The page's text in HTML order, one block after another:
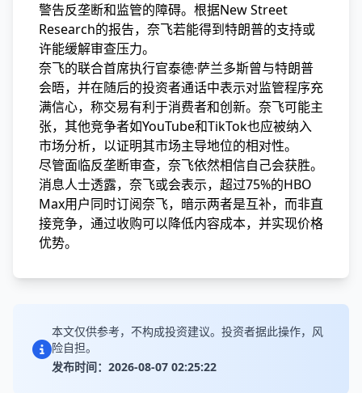
警告反垄断和监管的障碍。根据New Street
Research的报告，奈飞若能得到特朗普的支持或
许能缓解审查压力。
奈飞的联合首席执行官泰德·萨兰多斯曾与特朗普
会晤，并在随后的投资者通话中表示对监管程序充
满信心，称交易有利于消费者和创新。奈飞可能主
张，其他竞争者如YouTube和TikTok也应被纳入
市场分析，以证明其市场主导地位的相对性。
尽管面临反垄断审查，奈飞依然相信自己会获胜。
消息人士透露，奈飞或会表示，超过75%的HBO
Max用户同时订阅奈飞，暗示两者是互补，而非直
接竞争，通过收购可以降低内容成本，并实现价格
优势。
本文仅供参考，不构成投资建议。投资者据此操作，风
险自担。
发布时间：2026-08-07 02:25:22